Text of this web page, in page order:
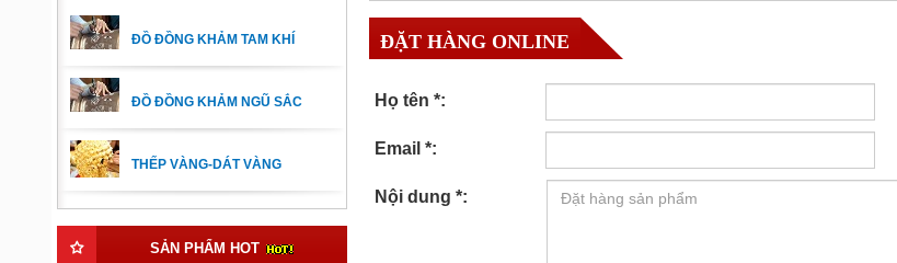
ĐỒ ĐỒNG KHẢM TAM KHÍ
ĐỒ ĐỒNG KHẢM NGŨ SẮC
THẾP VÀNG-DÁT VÀNG
SẢN PHẨM HOT
ĐẶT HÀNG ONLINE
Họ tên *:
Email *:
Nội dung *: